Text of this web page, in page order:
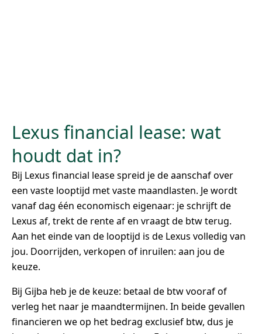
Lexus financial lease: wat
houdt dat in?
Bij Lexus financial lease spreid je de aanschaf over
een vaste looptijd met vaste maandlasten. Je wordt
vanaf dag één economisch eigenaar: je schrijft de
Lexus af, trekt de rente af en vraagt de btw terug.
Aan het einde van de looptijd is de Lexus volledig van
jou. Doorrijden, verkopen of inruilen: aan jou de
keuze.
Bij Gijba heb je de keuze: betaal de btw vooraf of
verleg het naar je maandtermijnen. In beide gevallen
financieren we op het bedrag exclusief btw, dus je